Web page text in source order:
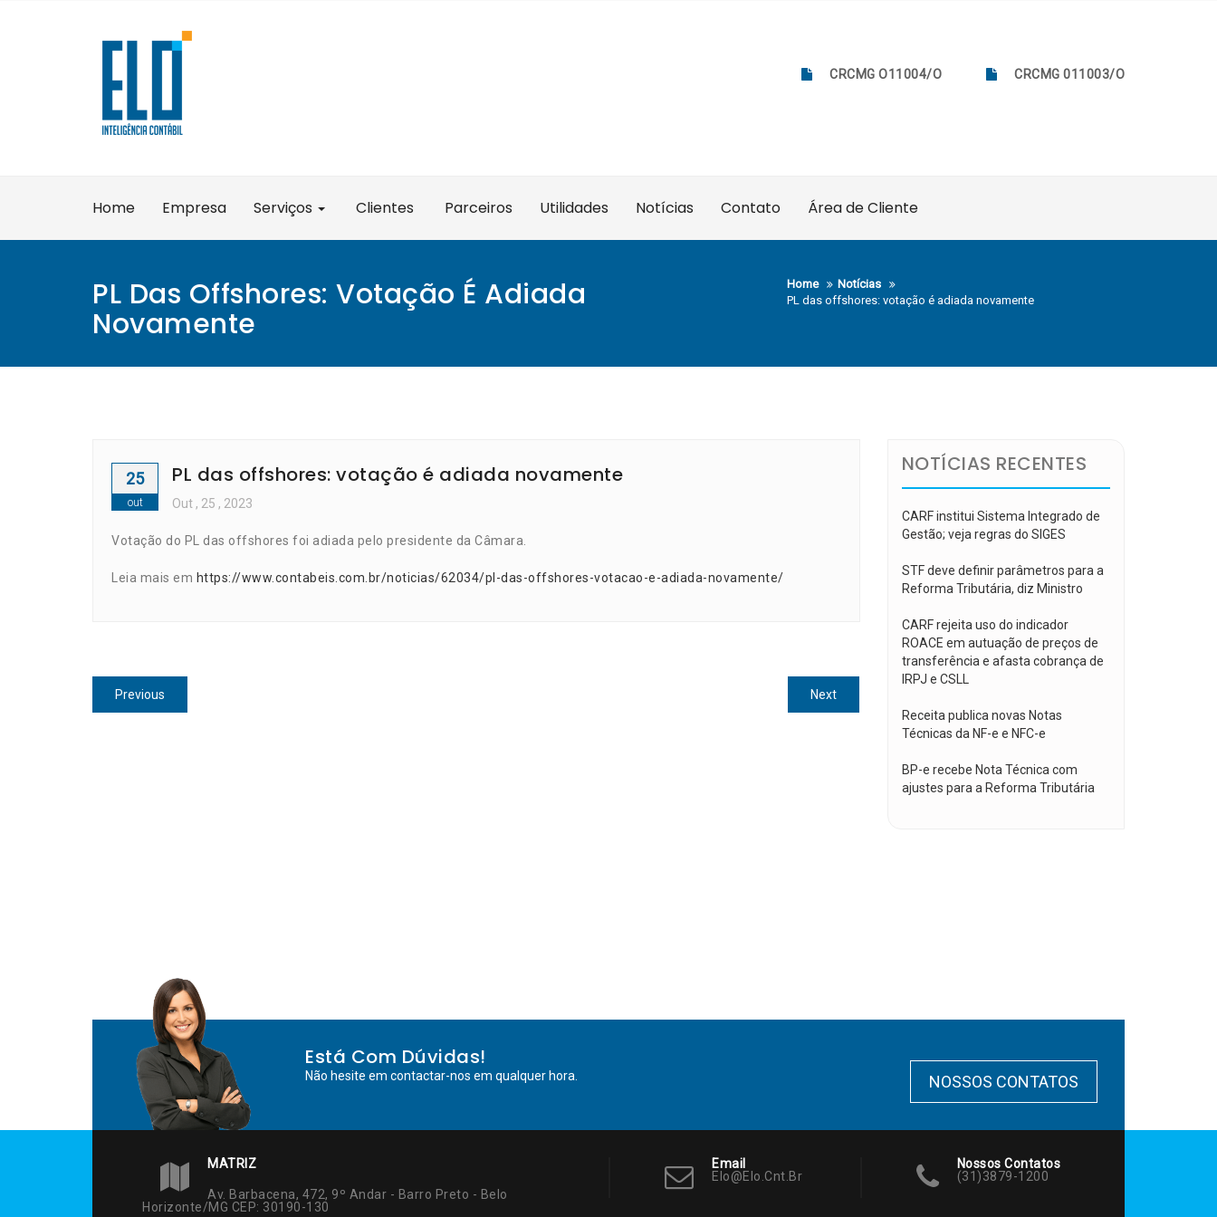
CRCMG O11004/O CRCMG 011003/O
Home Empresa Serviços Clientes Parceiros Utilidades Notícias Contato Área de Cliente
PL Das Offshores: Votação É Adiada
Novamente
Home
Notícias
PL das offshores: votação é adiada novamente
25
out
PL das offshores: votação é adiada novamente
Out , 25 , 2023
Votação do PL das offshores foi adiada pelo presidente da Câmara.
Leia mais em https://www.contabeis.com.br/noticias/62034/pl-das-offshores-votacao-e-adiada-novamente/
Navegação
de
Previous
post:
NextNext
post:
NOTÍCIAS RECENTES
CARF institui Sistema Integrado de
Gestão; veja regras do SIGES
STF deve definir parâmetros para a
Reforma Tributária, diz Ministro
CARF rejeita uso do indicador
ROACE em autuação de preços de
transferência e afasta cobrança de
IRPJ e CSLL
Receita publica novas Notas
Técnicas da NF-e e NFC-e
BP-e recebe Nota Técnica com
ajustes para a Reforma Tributária
Está Com Dúvidas!
Não hesite em contactar-nos em qualquer hora. NOSSOS CONTATOS
MATRIZ
Av. Barbacena, 472, 9º Andar - Barro Preto - Belo
Horizonte/MG CEP: 30190-130
Email
Elo@elo.cnt.br
Nossos Contatos
(31)3879-1200